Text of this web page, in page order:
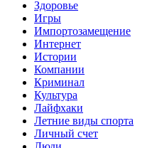
Здоровье
Игры
Импортозамещение
Интернет
Истории
Компании
Криминал
Культура
Лайфхаки
Летние виды спорта
Личный счет